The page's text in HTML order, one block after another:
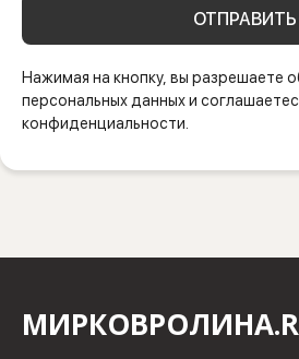
ОТПРАВИТЬ
Нажимая на кнопку, вы разрешаете
персональных данных и
конфиденциальности.